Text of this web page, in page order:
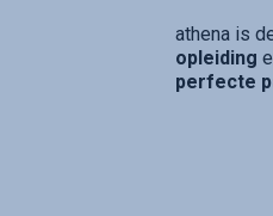
athena is
opleiding
perfecte